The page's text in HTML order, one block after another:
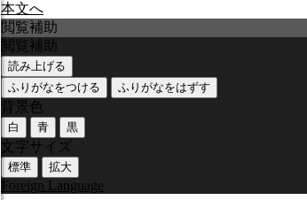
本文へ
閲覧補助
閲覧補助
読み上げる
ふりがなをつける
ふりがなをはずす
背景色
白 青 黒
文字サイズ
標準 拡大
Foreign Language